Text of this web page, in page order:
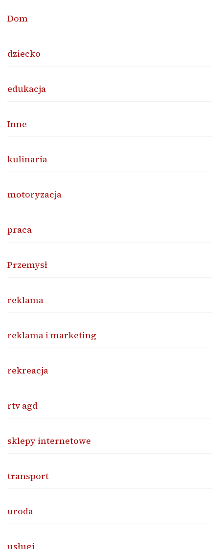
Dom
dziecko
edukacja
Inne
kulinaria
motoryzacja
praca
Przemysł
reklama
reklama i marketing
rekreacja
rtv agd
sklepy internetowe
transport
uroda
usługi